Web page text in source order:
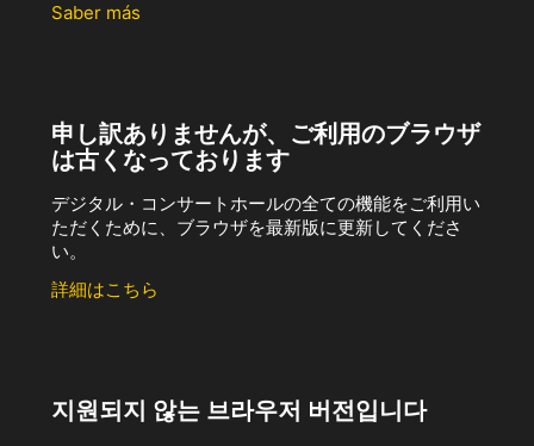
Saber más
申し訳ありませんが、ご利用のブラウザ
は古くなっております
デジタル・コンサートホールの全ての機能をご利用い
ただくために、ブラウザを最新版に更新してくださ
い。
詳細はこちら
지원되지 않는 브라우저 버전입니다